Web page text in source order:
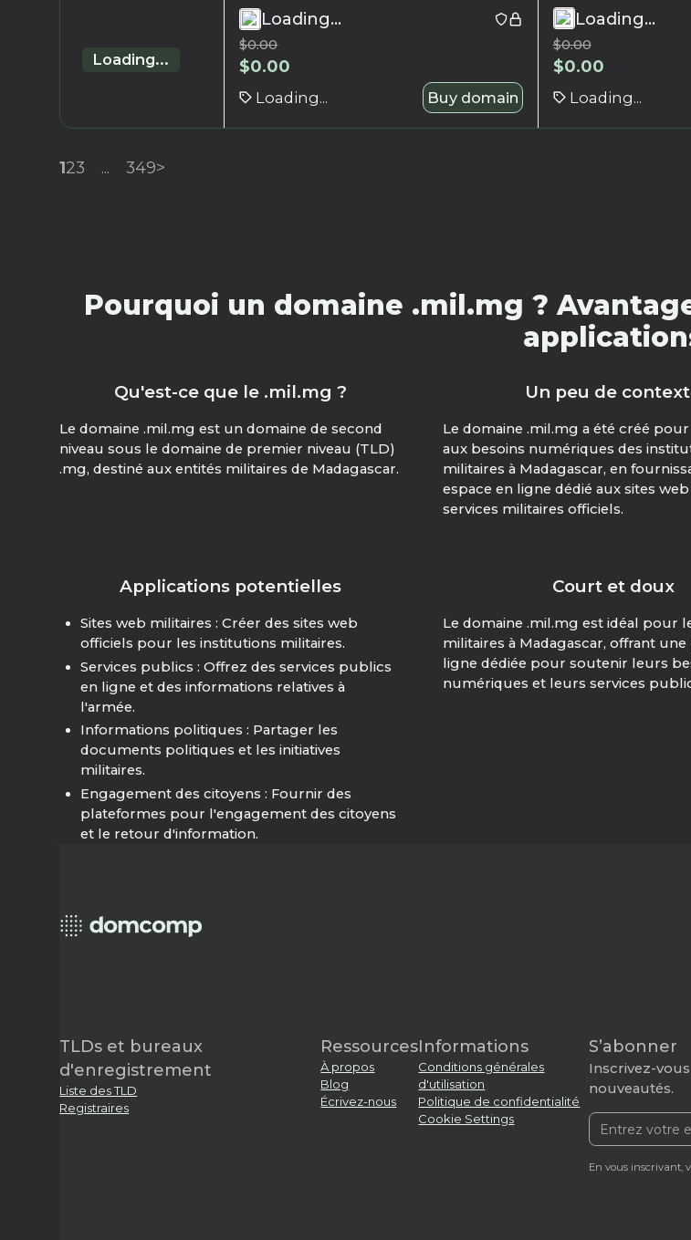
Loading...
Loading...
$0.00
$0.00
Loading... Buy domain
Loading...
$0.00
$0.00
Loading...
123 ... 349>
Pourquoi un domaine .mil.mg ?
Qu'est-ce que le .mil.mg ?
Le domaine .mil.mg est un domaine de second
niveau sous le domaine de premier niveau (TLD)
.mg, destiné aux entités militaires de Madagascar.
Un peu de
Le domaine .mil.mg a été créé
aux besoins numériques des
militaires à Madagascar, en
espace en ligne dédié aux sites
services militaires officiels.
Applications potentielles
Sites web militaires : Créer des sites web
officiels pour les institutions militaires.
Services publics : Offrez des services publics
en ligne et des informations relatives à
l'armée.
Informations politiques : Partager les
documents politiques et les initiatives
militaires.
Engagement des citoyens : Fournir des
plateformes pour l'engagement des citoyens
et le retour d'information.
Court et doux
Le domaine .mil.mg est idéal pour
militaires à Madagascar, offrant
ligne dédiée pour soutenir leurs
numériques et leurs services
TLDs et bureaux
d'enregistrement
Liste des TLD
Registraires
Ressources
À propos
Blog
Écrivez-nous
Informations
Conditions générales
d'utilisation
Politique de confidentialité
Cookie Settings
S’abonner
Inscrivez-
nouveautés.
En vous inscrivant,